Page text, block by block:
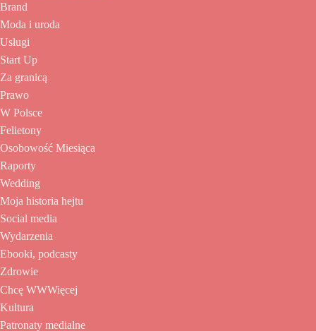
Brand
Moda i uroda
Usługi
Start Up
Za granicą
Prawo
W Polsce
Felietony
Osobowość Miesiąca
Raporty
Wedding
Moja historia hejtu
Social media
Wydarzenia
Ebooki, podcasty
Zdrowie
Chcę WWWięcej
Kultura
Patronaty medialne